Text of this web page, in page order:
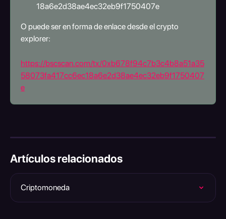
18a6e2d38ae4ec32eb9f1750407e
O puede ser en forma de enlace desde el crypto
explorer:
https://bscscan.com/tx/0xb678f94c7b3c4b8a51a35
58073fa417cc6ec18a6e2d38ae4ec32eb9f1750407
e
Artículos relacionados
Criptomoneda